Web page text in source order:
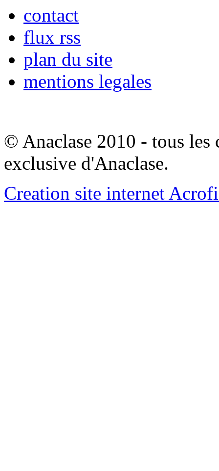
contact
flux rss
plan du site
mentions legales
© Anaclase 2010 - tous les
exclusive d'Anaclase.
Creation site internet